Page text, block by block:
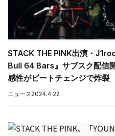
STACK THE PINK出演・
Bull 64 Bars』サブスク配信
感性がビートチェンジで炸裂
ニュース2024.4.22